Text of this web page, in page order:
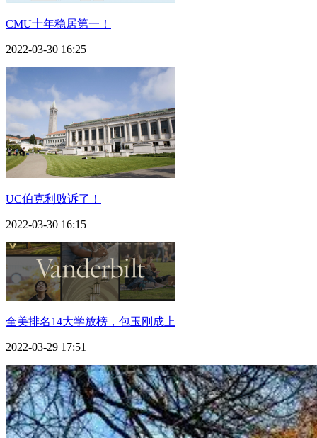
CMU十年稳居第一！
2022-03-30 16:25
UC伯克利败诉了！
2022-03-30 16:15
全美排名14大学放榜，包玉刚成上
2022-03-29 17:51